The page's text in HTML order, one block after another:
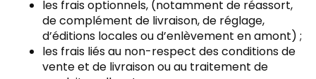
les frais optionnels, (notamment de réassort,
de complément de livraison, de réglage,
d’éditions locales ou d’enlèvement en amont) ;
les frais liés au non-respect des conditions de
vente et de livraison ou au traitement de